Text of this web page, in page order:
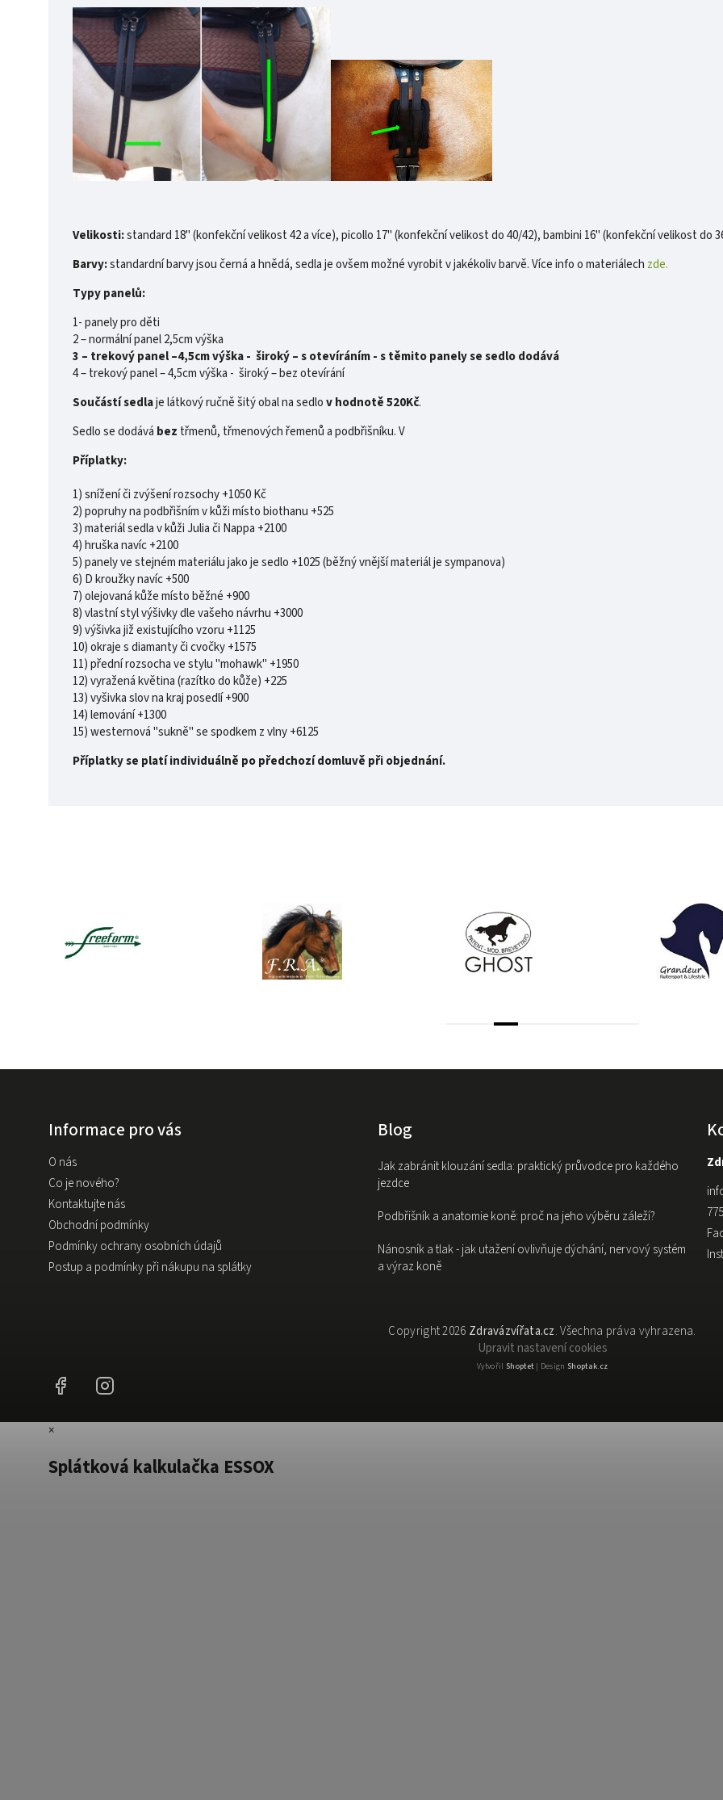
Velikosti:standard 18" (konfekční velikost 42 a více), picollo 17" (konfekční velikost do 40/42), bambini 16" (konfekční velikost do
Barvy:standardní barvy jsou černá a hnědá, sedla je ovšem možné vyrobit v jakékoliv barvě. Více info o materiálech zde.
Typy panelů:
1- panely pro děti
2 – normální panel 2,5cm výška
3 – trekový panel –4,5cm výška - široký – s otevíráním - s těmito panely se sedlo dodává
4 – trekový panel – 4,5cm výška - široký – bez otevírání
Součástí sedlaje látkový ručně šitý obal na sedlov hodnotě 520Kč.
Sedlo se dodává bez třmenů, třmenových řemenů a podbřišníku. V
Příplatky:
1) snížení či zvýšení rozsochy +1050 Kč
2) popruhy na podbřišním v kůži místo biothanu +525
3) materiál sedla v kůži Julia či Nappa +2100
4) hruška navíc +2100
5) panely ve stejném materiálu jako je sedlo +1025 (běžný vnější materiál je sympanova)
6) D kroužky navíc +500
7) olejovaná kůže místo běžné +900
8) vlastní styl výšivky dle vašeho návrhu +3000
9) výšivka již existujícího vzoru +1125
10) okraje s diamanty či cvočky +1575
11) přední rozsocha ve stylu "mohawk" +1950
12) vyražená květina (razítko do kůže) +225
13) vyšivka slov na kraj posedlí +900
14) lemování +1300
15) westernová "sukně" se spodkem z vlny +6125
Příplatky se platí individuálně po předchozí domluvě při objednání.
Informace pro vás
O nás
Co je nového?
Kontaktujte nás
Obchodní podmínky
Podmínky ochrany osobních údajů
Postup a podmínky při nákupu na splátky
Blog
Jak zabránit klouzání sedla: praktický průvodce pro každého
jezdce
Podbřišník a anatomie koně: proč na jeho výběru záleží?
Nánosník a tlak - jak utažení ovlivňuje dýchání, nervový systém
a výraz koně
Copyright 2026 Zdravázvířata.cz. Všechna práva vyhrazena.
Upravit nastavení cookies
Vytvořil Shoptet| Design Shoptak.cz
Facebook
×
Splátková kalkulačka ESSOX